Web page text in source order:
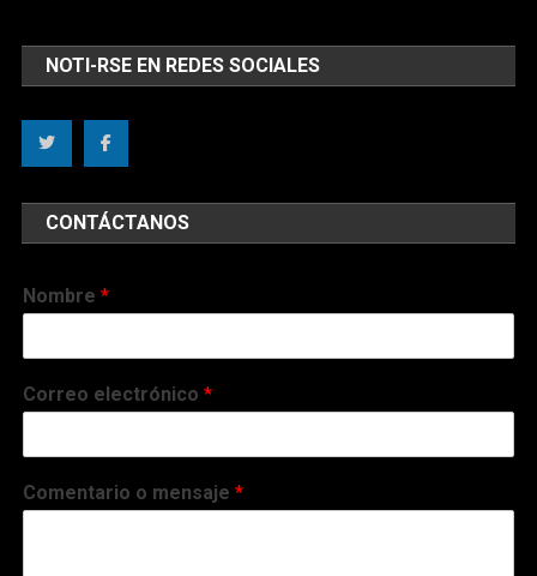
NOTI-RSE EN REDES SOCIALES
CONTÁCTANOS
Nombre*
Correo electrónico*
Comentario o mensaje*